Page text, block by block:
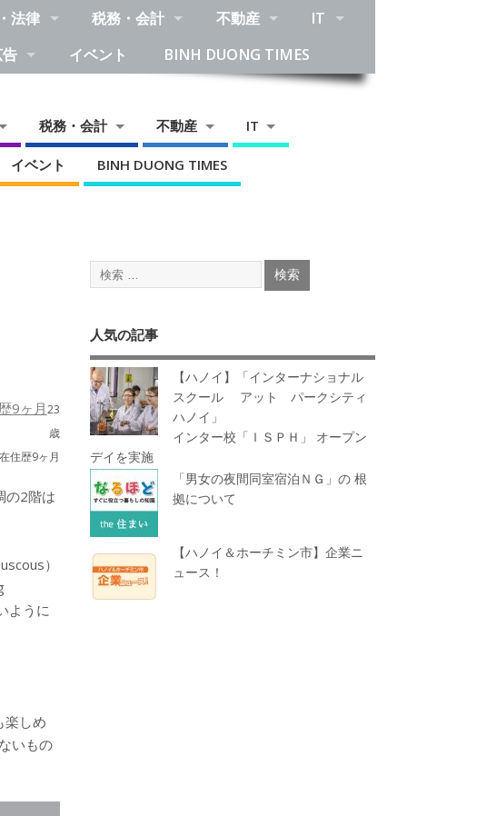
法律 税務・会計 不動産
IT
イベント BINH DUONG TIMES
税務・会計 不動産 IT
イベント BINH DUONG TIMES
23
歳
住歴9ヶ月
の2階は
）
ように
楽しめ
いもの
人気の記事
【ハノイ】「インターナショナル
スクール アット パークシティ
ハノイ」
インター校「ＩＳＰＨ」 オープン
デイを実施
「男女の夜間同室宿泊ＮＧ」の 根
拠について
【ハノイ＆ホーチミン市】企業ニ
ュース！